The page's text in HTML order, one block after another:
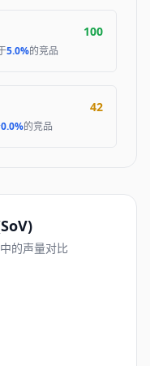
100
5.0%的竞品
42
0.0%的竞品
的声量对比